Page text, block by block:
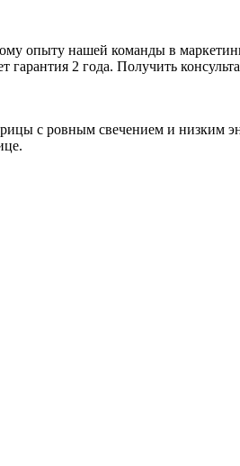
опыту нашей команды в
гарантия 2 года. Получить
с ровным свечением и низким